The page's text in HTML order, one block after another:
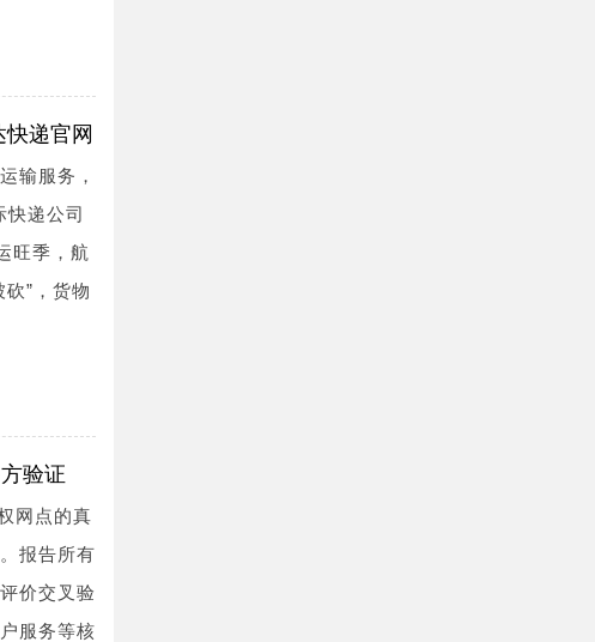
递官网
输服务，
递公司
旺季，航
”，货物
验证
网点的真
报告所有
价交叉验
服务等核